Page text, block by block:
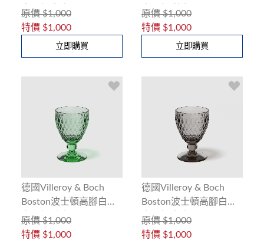
水晶杯(灰色)200ml
原價 $1,000
特價 $1,000
立即購買
水晶杯(藍色)125ml
原價 $1,000
特價 $1,000
立即購買
德國Villeroy & Boch
Boston波士頓高腳白酒
水晶杯(綠色)125ml
原價 $1,000
特價 $1,000
德國Villeroy & Boch
Boston波士頓高腳白酒
水晶杯(灰色)125ml
原價 $1,000
特價 $1,000